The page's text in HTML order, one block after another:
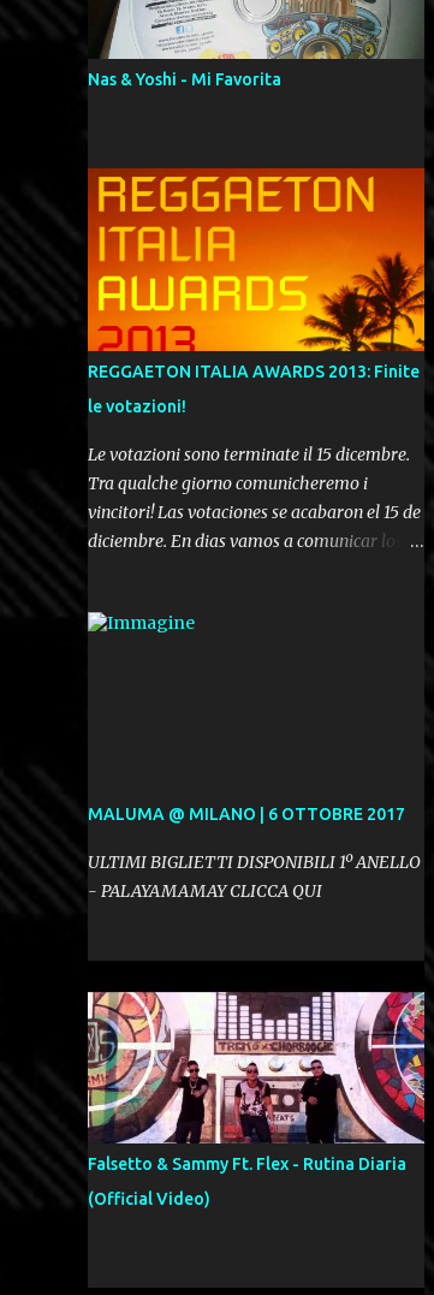
----------------------------- Nota:
Album proposto al massimo della qualità in
formato iTunes Plus AAC M4A; comprato su
Nas & Yoshi - Mi Favorita
REGGAETON ITALIA AWARDS 2013: Finite
le votazioni!
Le votazioni sono terminate il 15 dicembre.
Tra qualche giorno comunicheremo i
vincitori! Las votaciones se acabaron el 15 de
diciembre. En dias vamos a comunicar los
MALUMA @ MILANO | 6 OTTOBRE 2017
ULTIMI BIGLIETTI DISPONIBILI 1º ANELLO
- PALAYAMAMAY CLICCA QUI
Falsetto & Sammy Ft. Flex - Rutina Diaria
(Official Video)